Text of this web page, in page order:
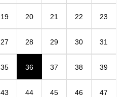
19 20 21 22 23
27 28 29 30 31
35 36 37 38 39
43 44 45 46 47